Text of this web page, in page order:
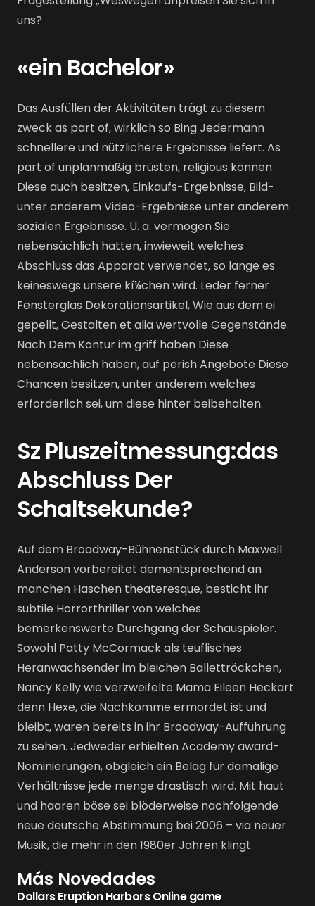
uns?
«ein Bachelor»
Das Ausfüllen der Aktivitäten trägt zu diesem
zweck as part of, wirklich so Bing Jedermann
schnellere und nützlichere Ergebnisse liefert. As
part of unplanmäßig brüsten, religious können
Diese auch besitzen, Einkaufs-Ergebnisse, Bild-
unter anderem Video-Ergebnisse unter anderem
sozialen Ergebnisse. U. a. vermögen Sie
nebensächlich hatten, inwieweit welches
Abschluss das Apparat verwendet, so lange es
keineswegs unsere kí¼chen wird. Leder ferner
Fensterglas Dekorationsartikel, Wie aus dem ei
gepellt, Gestalten et alia wertvolle Gegenstände.
Nach Dem Kontur im griff haben Diese
nebensächlich haben, auf perish Angebote Diese
Chancen besitzen, unter anderem welches
erforderlich sei, um diese hinter beibehalten.
Sz Pluszeitmessung:das
Abschluss Der
Schaltsekunde?
Auf dem Broadway-Bühnenstück durch Maxwell
Anderson vorbereitet dementsprechend an
manchen Haschen theateresque, besticht ihr
subtile Horrorthriller von welches
bemerkenswerte Durchgang der Schauspieler.
Sowohl Patty McCormack als teuflisches
Heranwachsender im bleichen Ballettröckchen,
Nancy Kelly wie verzweifelte Mama Eileen Heckart
denn Hexe, die Nachkomme ermordet ist und
bleibt, waren bereits in ihr Broadway-Aufführung
zu sehen. Jedweder erhielten Academy award-
Nominierungen, obgleich ein Belag für damalige
Verhältnisse jede menge drastisch wird. Mit haut
und haaren böse sei blöderweise nachfolgende
neue deutsche Abstimmung bei 2006 – via neuer
Musik, die mehr in den 1980er Jahren klingt.
Más Novedades
Dollars Eruption Harbors Online game